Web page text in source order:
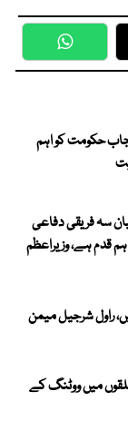
حکومت کو اہم
سہ فریقی دفاعی
قدم ہے، وزیراعظم
راول شرجیل میمن
انتخابات کا تیسرا مرحلہ؛ 4 حلقوں میں ووٹنگ کے